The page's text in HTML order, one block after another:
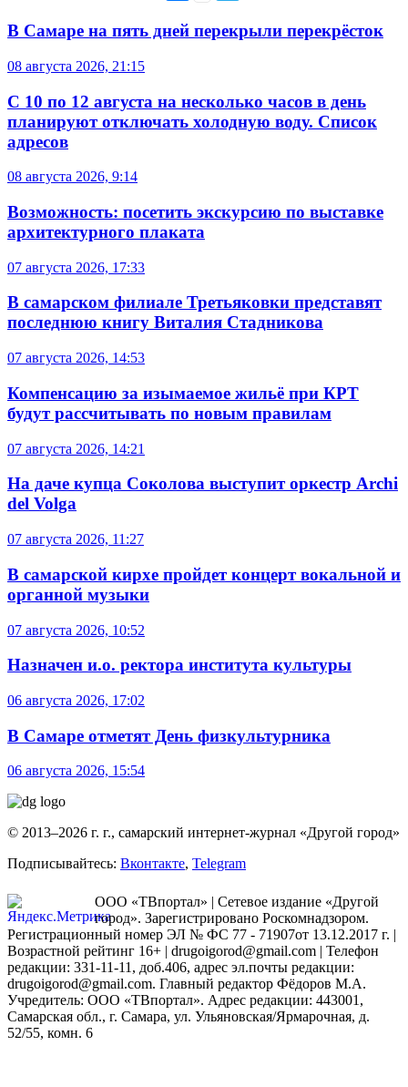
В Самаре на пять дней перекрыли перекрёсток
08 августа 2026, 21:15
С 10 по 12 августа на несколько часов в день
планируют отключать холодную воду. Список
адресов
08 августа 2026, 9:14
Возможность: посетить экскурсию по выставке
архитектурного плаката
07 августа 2026, 17:33
В самарском филиале Третьяковки представят
последнюю книгу Виталия Стадникова
07 августа 2026, 14:53
Компенсацию за изымаемое жильё при КРТ
будут рассчитывать по новым правилам
07 августа 2026, 14:21
На даче купца Соколова выступит оркестр Archi
del Volga
07 августа 2026, 11:27
В самарской кирхе пройдет концерт вокальной и
органной музыки
07 августа 2026, 10:52
Назначен и.о. ректора института культуры
06 августа 2026, 17:02
В Самаре отметят День физкультурника
06 августа 2026, 15:54
© 2013–2026 г. г., самарский интернет-журнал «Другой город»
Подписывайтесь: Вконтакте, Telegram
ООО «ТВпортал» | Сетевое издание «Другой
город». Зарегистрировано Роскомнадзором.
Регистрационный номер ЭЛ № ФС 77 - 71907от 13.12.2017 г. |
Возрастной рейтинг 16+ | drugoigorod@gmail.com | Телефон
редакции: 331-11-11, доб.406, адрес эл.почты редакции:
drugoigorod@gmail.com. Главный редактор Фёдоров М.А.
Учредитель: ООО «ТВпортал». Адрес редакции: 443001,
Самарская обл., г. Самара, ул. Ульяновская/Ярмарочная, д.
52/55, комн. 6